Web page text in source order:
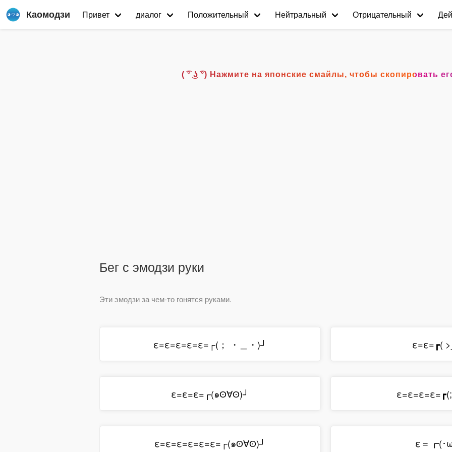
Каомодзи Привет диалог Положительный Нейтральный Отрицательный
( ͡° ͜ʖ ͡°) Нажмите на японские смайлы, чтобы скопировать
Бег с эмодзи руки
Эти эмодзи за чем-то гонятся руками.
ε=ε=ε=ε=ε=┌(； ・＿・)┘ ε=ε=┏(
ε=ε=ε=┌(๑ʘ∀ʘ)┘
ε=ε=ε=ε=ε=ε=┌(๑ʘ∀ʘ)┘ ε＝┏(･